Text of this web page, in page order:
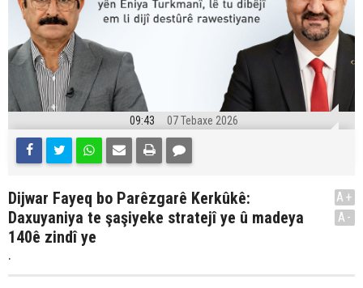
09:43 07 Tebaxe 2026
Dijwar Fayeq bo Parêzgarê Kerkûkê:
Daxuyaniya te şaşiyeke stratejî ye û madeya
140ê zindî ye
.
A+
A-